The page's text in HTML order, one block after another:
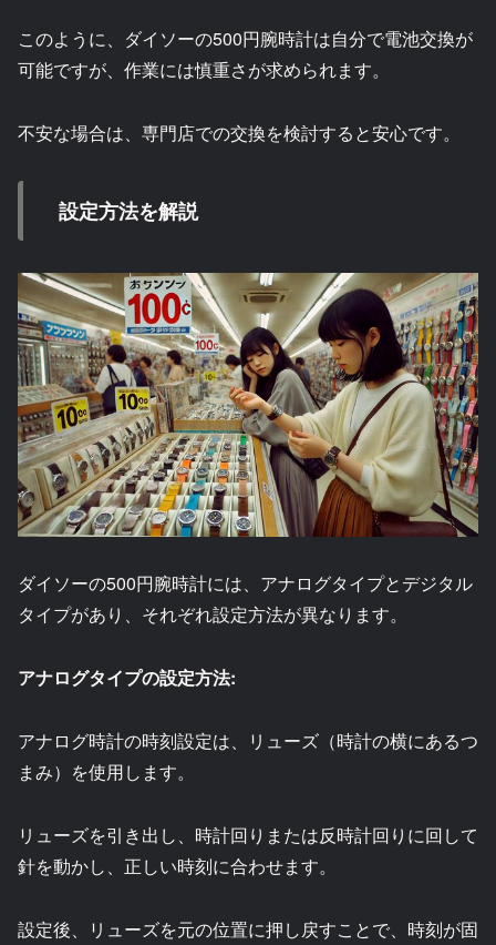
このように、ダイソーの500円腕時計は自分で電池交換が
可能ですが、作業には慎重さが求められます。
不安な場合は、専門店での交換を検討すると安心です。
設定方法を解説
ダイソーの500円腕時計には、アナログタイプとデジタル
タイプがあり、それぞれ設定方法が異なります。
アナログタイプの設定方法:
アナログ時計の時刻設定は、リューズ（時計の横にあるつ
まみ）を使用します。
リューズを引き出し、時計回りまたは反時計回りに回して
針を動かし、正しい時刻に合わせます。
設定後、リューズを元の位置に押し戻すことで、時刻が固